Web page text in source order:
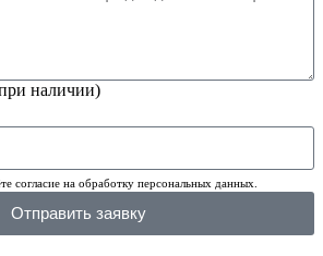
наличии)
согласие на обработку персональных данных.
Отправить заявку